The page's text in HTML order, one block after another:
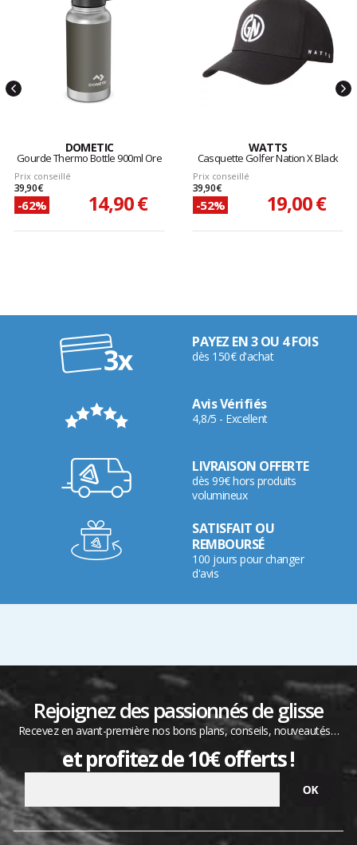
DOMETIC
Gourde Thermo Bottle 900ml Ore
Prix conseillé
39,90 €
-62% 14,90 €
WATTS
Casquette Golfer Nation X Black
Prix conseillé
39,90 €
-52% 19,00 €
PAYEZ EN 3 OU 4 FOIS
dès 150€ d'achat
Avis Vérifiés
4,8/5 - Excellent
LIVRAISON OFFERTE
dès 99€ hors produits
volumineux
SATISFAIT OU
REMBOURSÉ
100 jours pour changer
d'avis
Rejoignez des passionnés de glisse
Recevez en avant-première nos bons plans, conseils, nouveautés…
et profitez de 10€ offerts !